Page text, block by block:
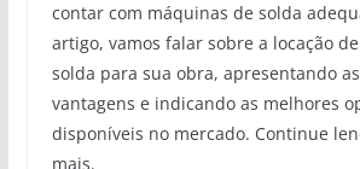
contar com máquinas de solda
artigo, vamos falar sobre a locação
solda para sua obra, apresentando
vantagens e indicando as melhores
disponíveis no mercado. Continue
mais.